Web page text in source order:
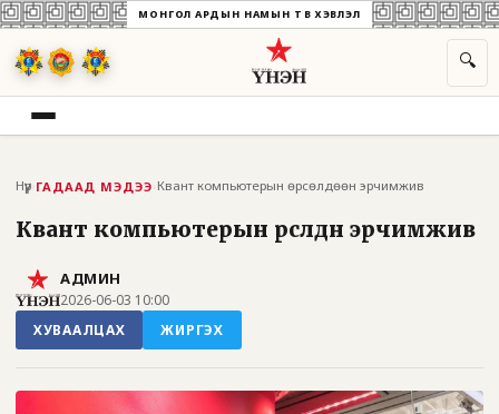
МОНГОЛ АРДЫН НАМЫН ТӨВ ХЭВЛЭЛ
🔍
Нүүр ГАДААД МЭДЭЭ Квант компьютерын өрсөлдөөн эрчимжив
Квант компьютерын өрсөлдөөн эрчимжив
АДМИН
2026-06-03 10:00
ХУВААЛЦАХ
ЖИРГЭХ